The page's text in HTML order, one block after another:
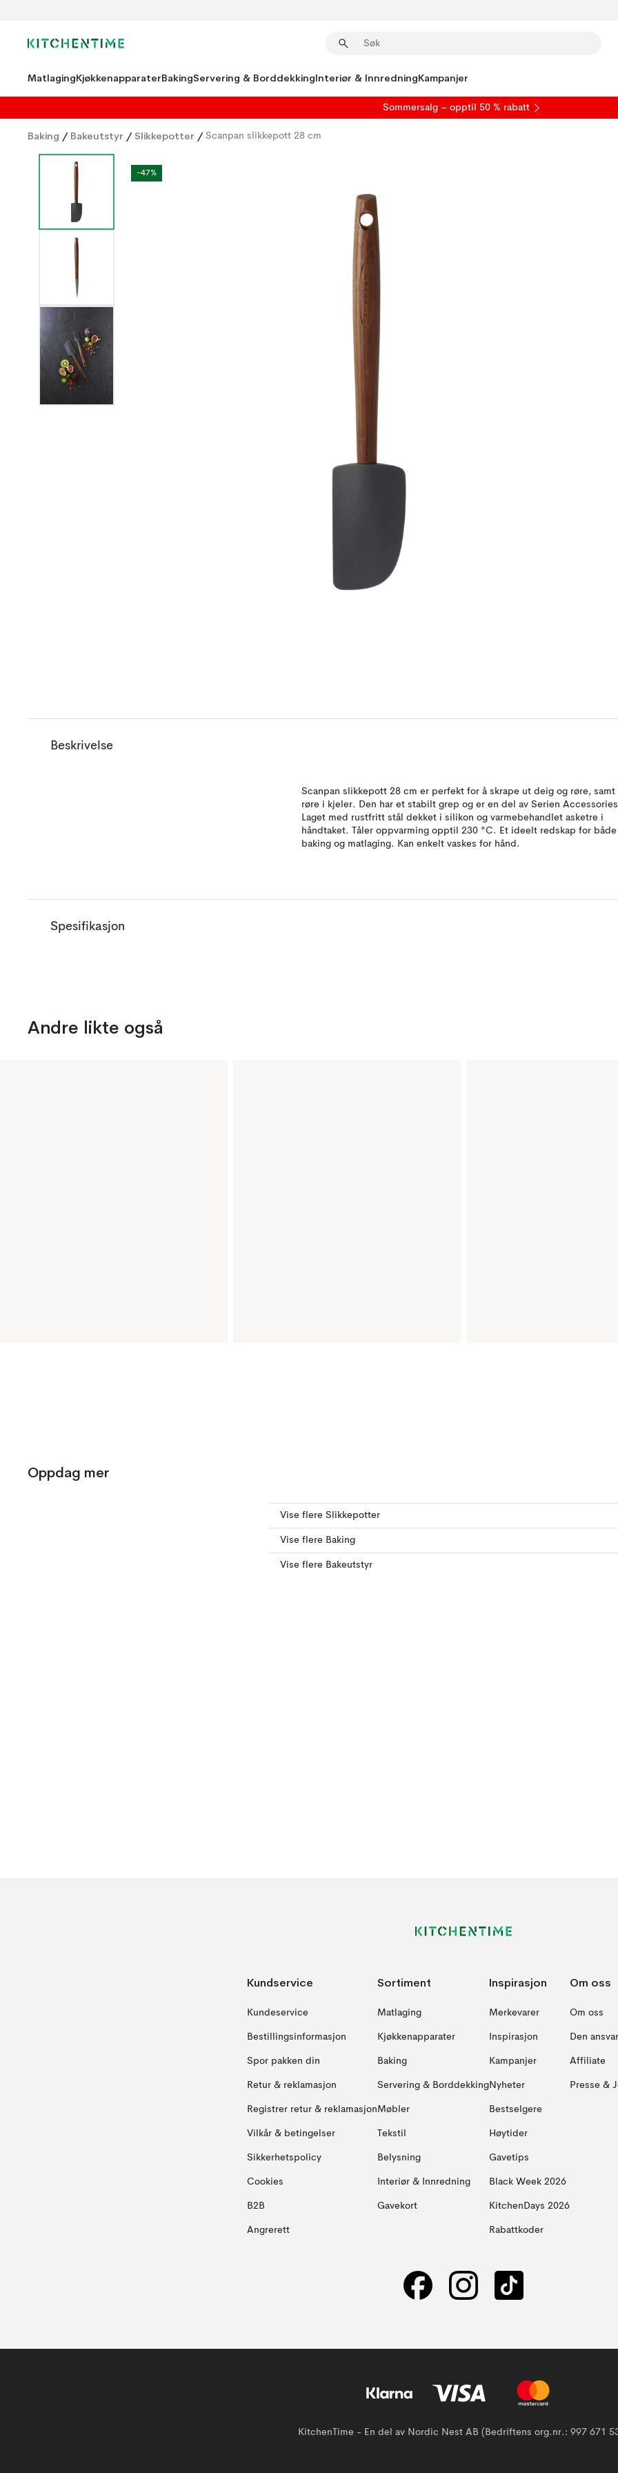
MatlagingKjøkkenapparaterBakingServering & BorddekkingInteriør & InnredningKampanjer
Sommersalg – opptil 50 % rabatt
Baking / Bakeutstyr / Slikkepotter / Scanpan slikkepott 28 cm
-47%
Beskrivelse
Scanpan slikkepott 28 cm er perfekt for å skrape ut deig og røre, samt
røre i kjeler. Den har et stabilt grep og er en del av Serien
Laget med rustfritt stål dekket i silikon og varmebehandlet asketre i
håndtaket. Tåler oppvarming opptil 230 °C. Et ideelt redskap for både
baking og matlaging. Kan enkelt vaskes for hånd.
Spesifikasjon
Andre likte også
Oppdag mer
Vise flere Slikkepotter
Vise flere Baking
Vise flere Bakeutstyr
Kundservice
Kundeservice
Bestillingsinformasjon
Spor pakken din
Retur & reklamasjon
Registrer retur & reklamasjon
Vilkår & betingelser
Sikkerhetspolicy
Cookies
B2B
Angrerett
Sortiment
Matlaging
Kjøkkenapparater
Baking
Servering & Borddekking
Møbler
Tekstil
Belysning
Interiør & Innredning
Gavekort
Inspirasjon
Merkevarer
Inspirasjon
Kampanjer
Nyheter
Bestselgere
Høytider
Gavetips
Black Week 2026
KitchenDays 2026
Rabattkoder
Om oss
Om oss
Den
Affiliate
Presse &
KitchenTime - En del av Nordic Nest AB (Bedriftens org.nr.: 997 671